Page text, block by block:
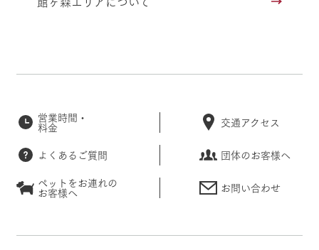
営業時間・
料金 交通アクセス
よくあるご質問
団体のお客様へ
ペットをお連れの
お客様へ お問い合わせ